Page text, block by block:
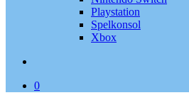
Playstation
Spelkonsol
Xbox
0